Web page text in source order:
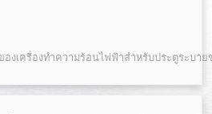
องเครื่องทําความร้อนไฟฟ้าสําหรับประตูระบา